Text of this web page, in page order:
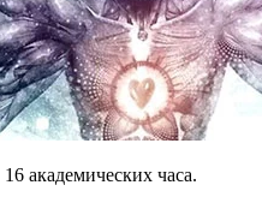
16 академических часа.